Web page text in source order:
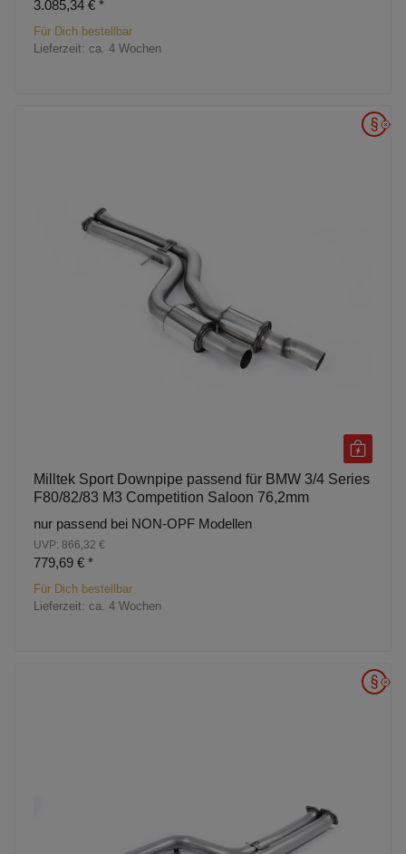
3.085,34 € *
Für Dich bestellbar
Lieferzeit: ca. 4 Wochen
Milltek Sport Downpipe passend für BMW 3/4 Series
F80/82/83 M3 Competition Saloon 76,2mm
nur passend bei NON-OPF Modellen
UVP: 866,32 €
779,69 € *
Für Dich bestellbar
Lieferzeit: ca. 4 Wochen